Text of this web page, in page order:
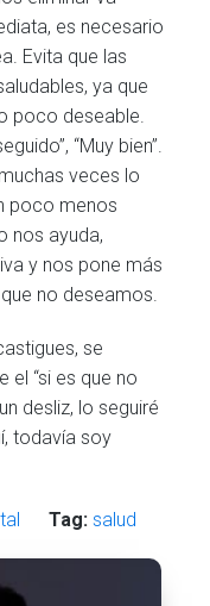
es necesario
Evita que las
ya que
poco deseable.
“Muy bien”.
veces lo
poco menos
nos ayuda,
y nos pone más
no deseamos.
se
el “si es que no
desliz, lo seguiré
todavía soy
Tag: salud